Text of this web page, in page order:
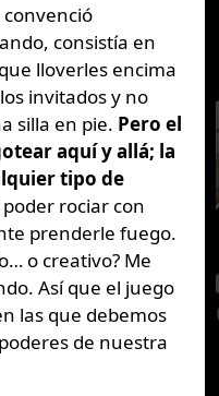
consistía en
lloverles encima
invitados y no
silla en pie. Pero el
aquí y allá; la
tipo de
rociar con
prenderle fuego.
o creativo? Me
Así que el juego
las que debemos
de nuestra